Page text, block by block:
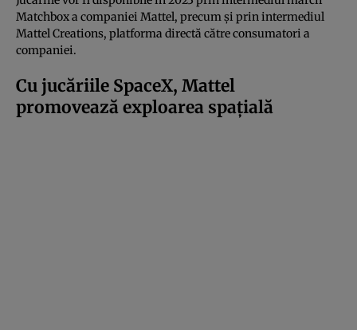
Matchbox a companiei Mattel, precum și prin intermediul
Mattel Creations, platforma directă către consumatori a
companiei.
Cu jucăriile SpaceX, Mattel
promovează exploarea spațială